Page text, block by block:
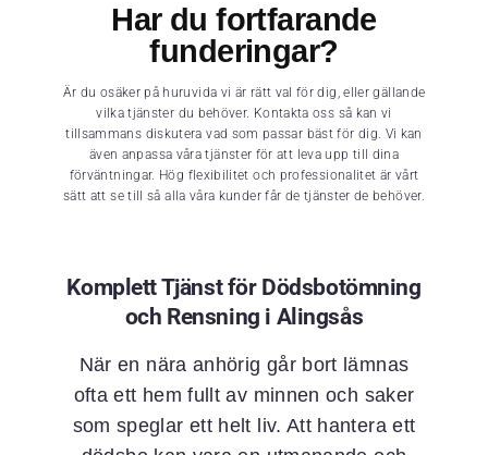
Har du fortfarande
funderingar?
Är du osäker på huruvida vi är rätt val för dig, eller gällande
vilka tjänster du behöver. Kontakta oss så kan vi
tillsammans diskutera vad som passar bäst för dig. Vi kan
även anpassa våra tjänster för att leva upp till dina
förväntningar. Hög flexibilitet och professionalitet är vårt
sätt att se till så alla våra kunder får de tjänster de behöver.
Komplett Tjänst för Dödsbotömning
och Rensning i Alingsås
När en nära anhörig går bort lämnas
ofta ett hem fullt av minnen och saker
som speglar ett helt liv. Att hantera ett